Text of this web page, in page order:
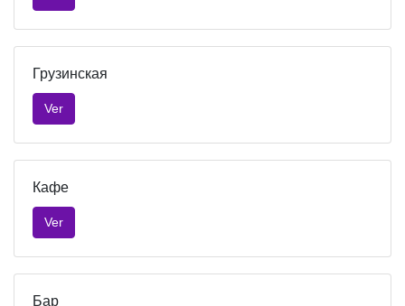
Грузинская
Ver
Кафе
Ver
Бар